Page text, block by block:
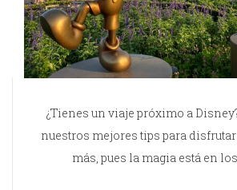
¿Tienes un viaje próximo a
nuestros mejores tips para
más, pues la magia está en